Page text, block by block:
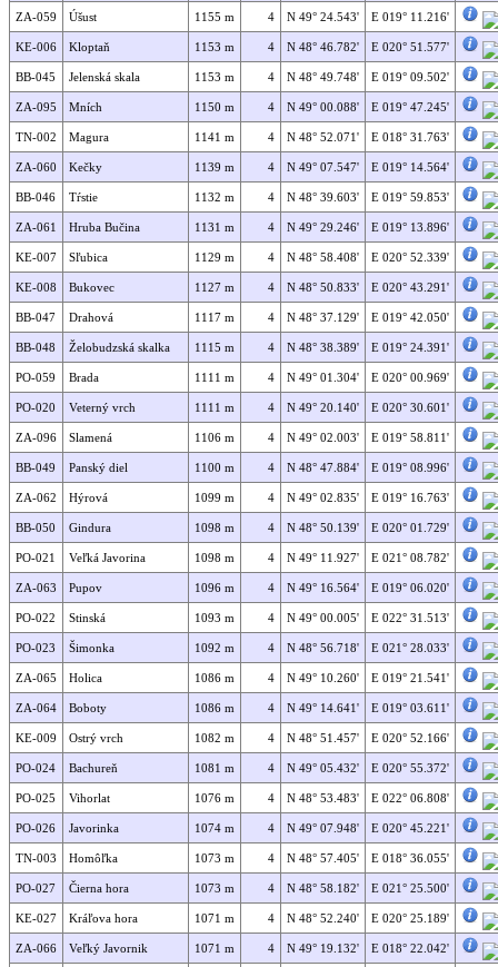
ZA-059 Úšust 1155 m 4 N 49° 24.543' E 019° 11.216'
KE-006 Kloptaň 1153 m 4 N 48° 46.782' E 020° 51.577'
BB-045 Jelenská skala 1153 m 4 N 48° 49.748' E 019° 09.502'
ZA-095 Mních 1150 m 4 N 49° 00.088' E 019° 47.245'
TN-002 Magura 1141 m 4 N 48° 52.071' E 018° 31.763'
ZA-060 Kečky 1139 m 4 N 49° 07.547' E 019° 14.564'
BB-046 Tŕstie 1132 m 4 N 48° 39.603' E 019° 59.853'
ZA-061 Hruba Bučina 1131 m 4 N 49° 29.246' E 019° 13.896'
KE-007 Sľubica 1129 m 4 N 48° 58.408' E 020° 52.339'
KE-008 Bukovec 1127 m 4 N 48° 50.833' E 020° 43.291'
BB-047 Drahová 1117 m 4 N 48° 37.129' E 019° 42.050'
BB-048 Želobudzská skalka 1115 m 4 N 48° 38.389' E 019° 24.391'
PO-059 Brada 1111 m 4 N 49° 01.304' E 020° 00.969'
PO-020 Veterný vrch 1111 m 4 N 49° 20.140' E 020° 30.601'
ZA-096 Slamená 1106 m 4 N 49° 02.003' E 019° 58.811'
BB-049 Panský diel 1100 m 4 N 48° 47.884' E 019° 08.996'
ZA-062 Hýrová 1099 m 4 N 49° 02.835' E 019° 16.763'
BB-050 Gindura 1098 m 4 N 48° 50.139' E 020° 01.729'
PO-021 Veľká Javorina 1098 m 4 N 49° 11.927' E 021° 08.782'
ZA-063 Pupov 1096 m 4 N 49° 16.564' E 019° 06.020'
PO-022 Stinská 1093 m 4 N 49° 00.005' E 022° 31.513'
PO-023 Šimonka 1092 m 4 N 48° 56.718' E 021° 28.033'
ZA-065 Holica 1086 m 4 N 49° 10.260' E 019° 21.541'
ZA-064 Boboty 1086 m 4 N 49° 14.641' E 019° 03.611'
KE-009 Ostrý vrch 1082 m 4 N 48° 51.457' E 020° 52.166'
PO-024 Bachureň 1081 m 4 N 49° 05.432' E 020° 55.372'
PO-025 Vihorlat 1076 m 4 N 48° 53.483' E 022° 06.808'
PO-026 Javorinka 1074 m 4 N 49° 07.948' E 020° 45.221'
TN-003 Homôľka 1073 m 4 N 48° 57.405' E 018° 36.055'
PO-027 Čierna hora 1073 m 4 N 48° 58.182' E 021° 25.500'
KE-027 Kráľova hora 1071 m 4 N 48° 52.240' E 020° 25.189'
ZA-066 Veľký Javornik 1071 m 4 N 49° 19.132' E 018° 22.042'